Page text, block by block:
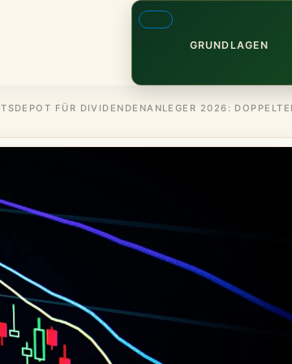
GRUNDLAGEN